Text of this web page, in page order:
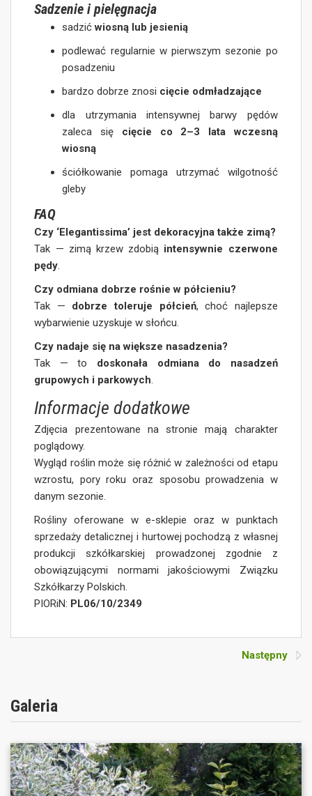
Sadzenie i pielęgnacja
sadzićwiosną lub jesienią
podlewać regularnie w pierwszym sezonie po
posadzeniu
bardzo dobrze znosi cięcie odmładzające
dla utrzymania intensywnej barwy pędów
zaleca się cięcie co 2–3 lata wczesną
wiosną
ściółkowanie pomaga utrzymać wilgotność
gleby
FAQ
Czy ‘Elegantissima’ jest dekoracyjna także zimą?
Tak — zimą krzew zdobią intensywnie czerwone
pędy.
Czy odmiana dobrze rośnie w półcieniu?
Tak — dobrze toleruje półcień, choć najlepsze
wybarwienie uzyskuje w słońcu.
Czy nadaje się na większe nasadzenia?
Tak — to doskonała odmiana do nasadzeń
grupowych i parkowych.
Informacje dodatkowe
Zdjęcia prezentowane na stronie mają charakter
poglądowy.
Wygląd roślin może się różnić w zależności od etapu
wzrostu, pory roku oraz sposobu prowadzenia w
danym sezonie.
Rośliny oferowane w e-sklepie oraz w punktach
sprzedaży detalicznej i hurtowej pochodzą z własnej
produkcji szkółkarskiej prowadzonej zgodnie z
obowiązującymi normami jakościowymi Związku
Szkółkarzy Polskich.
PIORiN: PL06/10/2349
Następny
Galeria